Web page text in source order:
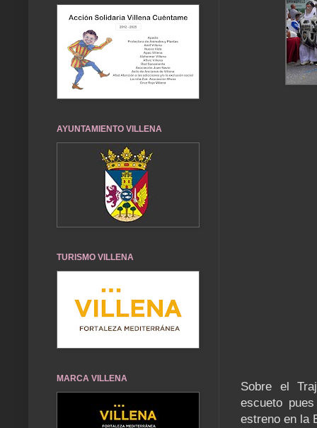
Sobre el
escueto
estreno en la
AYUNTAMIENTO VILLENA
TURISMO VILLENA
MARCA VILLENA